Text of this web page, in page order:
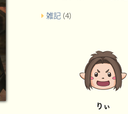
雑記(4)
りぃ